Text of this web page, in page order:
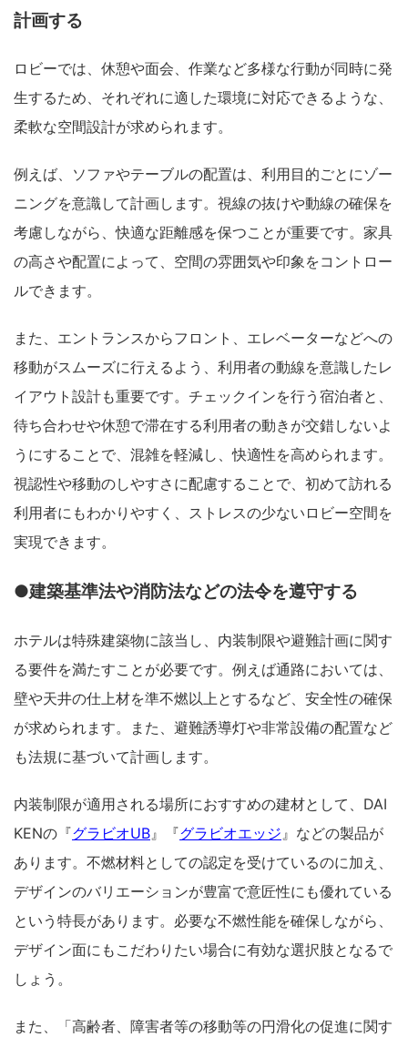
計画する
ロビーでは、休憩や面会、作業など多様な行動が同時に発
生するため、それぞれに適した環境に対応できるような、
柔軟な空間設計が求められます。
例えば、ソファやテーブルの配置は、利用目的ごとにゾー
ニングを意識して計画します。視線の抜けや動線の確保を
考慮しながら、快適な距離感を保つことが重要です。家具
の高さや配置によって、空間の雰囲気や印象をコントロー
ルできます。
また、エントランスからフロント、エレベーターなどへの
移動がスムーズに行えるよう、利用者の動線を意識したレ
イアウト設計も重要です。チェックインを行う宿泊者と、
待ち合わせや休憩で滞在する利用者の動きが交錯しないよ
うにすることで、混雑を軽減し、快適性を高められます。
視認性や移動のしやすさに配慮することで、初めて訪れる
利用者にもわかりやすく、ストレスの少ないロビー空間を
実現できます。
●建築基準法や消防法などの法令を遵守する
ホテルは特殊建築物に該当し、内装制限や避難計画に関す
る要件を満たすことが必要です。例えば通路においては、
壁や天井の仕上材を準不燃以上とするなど、安全性の確保
が求められます。また、避難誘導灯や非常設備の配置など
も法規に基づいて計画します。
内装制限が適用される場所におすすめの建材として、DAI
KENの『グラビオUB』『グラビオエッジ』などの製品が
あります。不燃材料としての認定を受けているのに加え、
デザインのバリエーションが豊富で意匠性にも優れている
という特長があります。必要な不燃性能を確保しながら、
デザイン面にもこだわりたい場合に有効な選択肢となるで
しょう。
また、「高齢者、障害者等の移動等の円滑化の促進に関す